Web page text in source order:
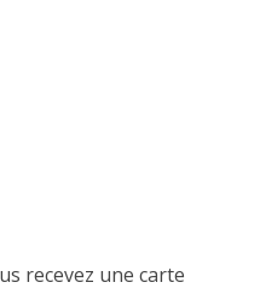
recevez une carte